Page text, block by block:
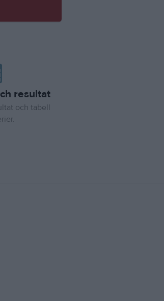
resultat
och tabell